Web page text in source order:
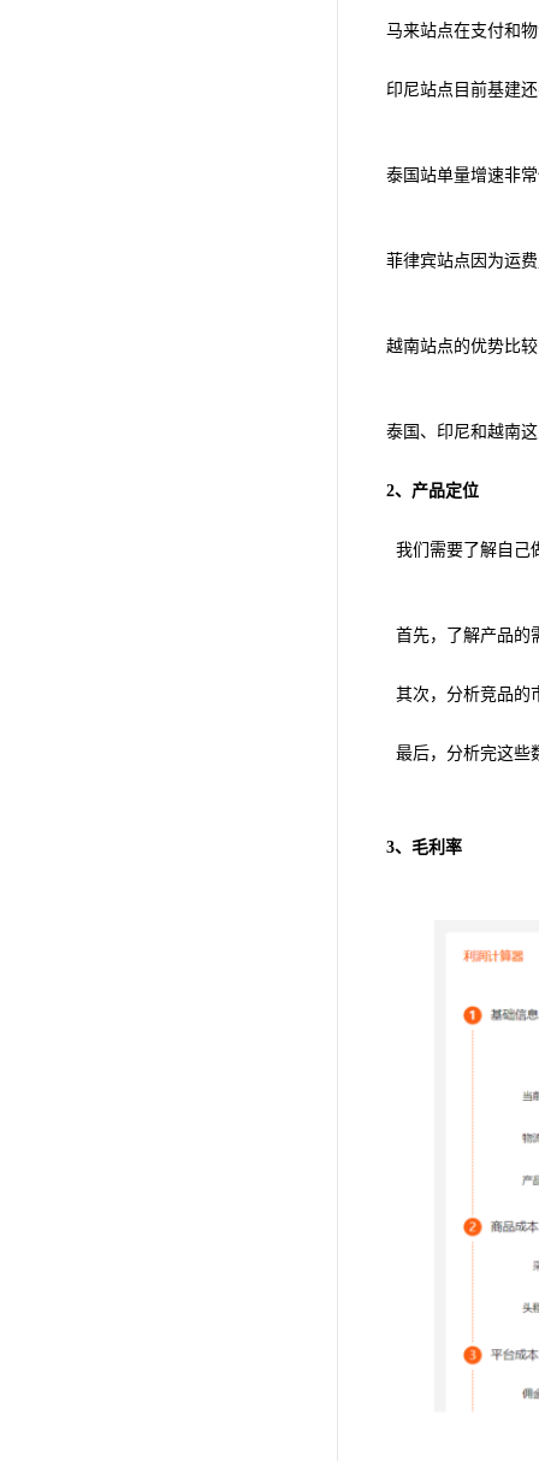
马来站点在支付和
印尼站点目前基建
泰国站单量增速非
菲律宾站点因为运
越南站点的优势比
泰国、印尼和越南
2、产品定位
我们需要了解自己
首先，了解产品的
其次，分析竞品的
最后，分析完这些
3、毛利率